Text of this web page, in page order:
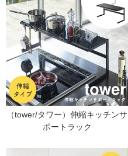
（tower/タワー）伸縮キッチンサ
ポートラック